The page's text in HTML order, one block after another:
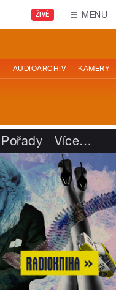
ŽIVĚ MENU
AUDIOARCHIV KAMERY
Pořady Více…